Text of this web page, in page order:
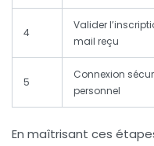
4
Valider
mail reçu
5
Connexion
personnel
En maîtrisant ces